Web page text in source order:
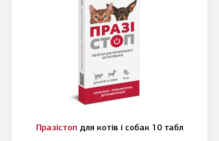
Празістоп для котів і собак 10 табл